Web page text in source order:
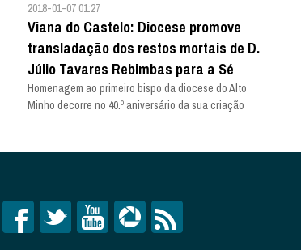
2018-01-07 01:27
Viana do Castelo: Diocese promove
transladação dos restos mortais de D.
Júlio Tavares Rebimbas para a Sé
Homenagem ao primeiro bispo da diocese do Alto
Minho decorre no 40.º aniversário da sua criação